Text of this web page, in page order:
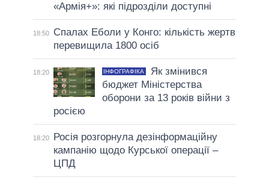
«Армія+»: які підрозділи доступні
18:50
Спалах Еболи у Конго: кількість жертв
перевищила 1800 осіб
18:20 ІНФОГРАФІКА
Як змінився
бюджет Міністерства
оборони за 13 років війни з
росією
18:20
Росія розгорнула дезінформаційну
кампанію щодо Курської операції –
ЦПД